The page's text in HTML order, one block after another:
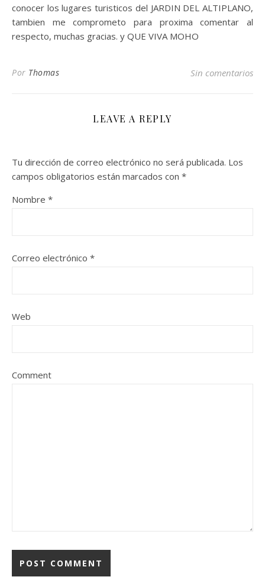
conocer los lugares turisticos del JARDIN DEL ALTIPLANO,
tambien me comprometo para proxima comentar al
respecto, muchas gracias. y QUE VIVA MOHO
Por Thomas Sin comentarios
LEAVE A REPLY
Tu dirección de correo electrónico no será publicada. Los
campos obligatorios están marcados con *
Nombre *
Correo electrónico *
Web
Comment